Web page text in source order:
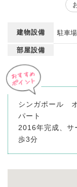
建物設備 駐車
部屋設備
シンガポール
パート
2016年完成、サ
歩3分